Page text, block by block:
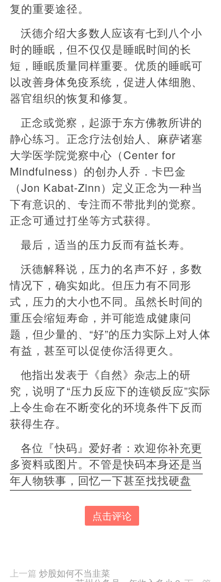
复的重要途径。
沃德介绍大多数人应该有七到八个小
时的睡眠，但不仅仅是睡眠时间的长
短，睡眠质量同样重要。优质的睡眠可
以改善身体免疫系统，促进人体细胞、
器官组织的恢复和修复。
正念或觉察，起源于东方佛教所讲的
静心练习。正念疗法创始人、麻萨诸塞
大学医学院觉察中心（Center for
Mindfulness）的创办人乔．卡巴金
（Jon Kabat-Zinn）定义正念为一种当
下有意识的、专注而不带批判的觉察。
正念可通过打坐等方式获得。
最后，适当的压力反而有益长寿。
沃德解释说，压力的名声不好，多数
情况下，确实如此。但压力有不同形
式，压力的大小也不同。虽然长时间的
重压会缩短寿命，并可能造成健康问
题，但少量的、“好”的压力实际上对人体
有益，甚至可以促使你活得更久。
他指出发表于《自然》杂志上的研
究，说明了“压力反应下的连锁反应”实际
上令生命在不断变化的环境条件下反而
获得生存。
各位『快码』爱好者：欢迎你补充更
多资料或图片。不管是快码本身还是当
年人物轶事，回忆一下甚至找找硬盘
本
于
点击评论
上一篇 炒股如何不当韭菜